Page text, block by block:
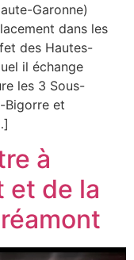
Garonne)
dans les
des Hautes-
il échange
les 3 Sous-
Bigorre et
à
et de la